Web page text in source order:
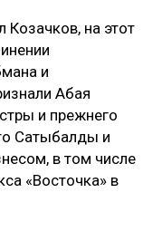
Козачков, на этот
и
Абая
и прежнего
Сатыбалды и
в том числе
«Восточка» в